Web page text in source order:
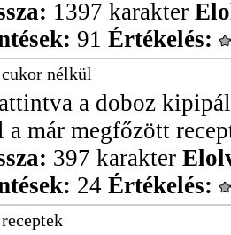
1397 karakter
91 Értékelés:
nélkül
a doboz
a már megfőzött
397 karakter
24 Értékelés: